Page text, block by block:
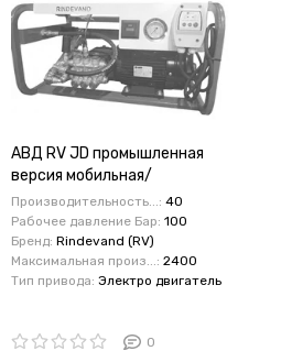
АВД RV JD промышленная
версия мобильная/
стационарная/настенная
рама Time Stop 40/100бар 7.5
кВт
Производительность...: 40
Рабочее давление Бар: 100
Бренд: Rindevand (RV)
Максимальная произ...: 2400
Тип привода: Электро двигатель
0